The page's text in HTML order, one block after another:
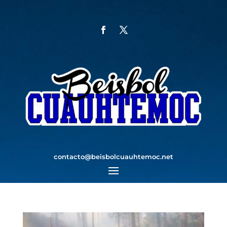
contacto@beisbolcuauhtemoc.net